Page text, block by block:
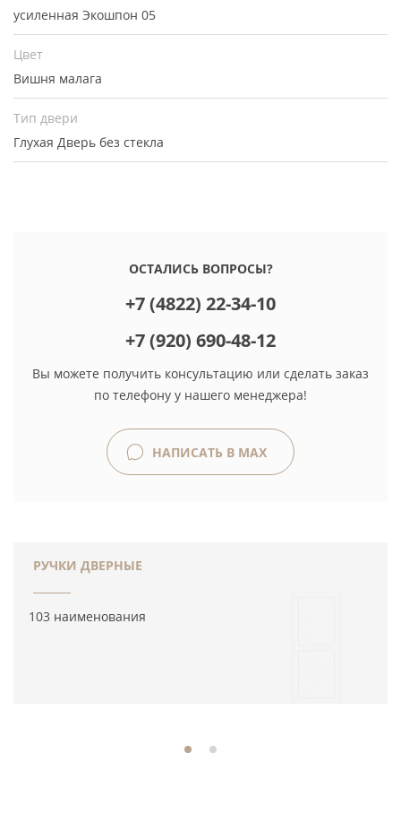
усиленная Экошпон 05
Цвет
Вишня малага
Тип двери
Глухая Дверь без стекла
ОСТАЛИСЬ ВОПРОСЫ?
+7 (4822) 22-34-10
+7 (920) 690-48-12
Вы можете получить консультацию или сделать заказ
по телефону у нашего менеджера!
НАПИСАТЬ В MAX
РУЧКИ ДВЕРНЫЕ
103 наименования